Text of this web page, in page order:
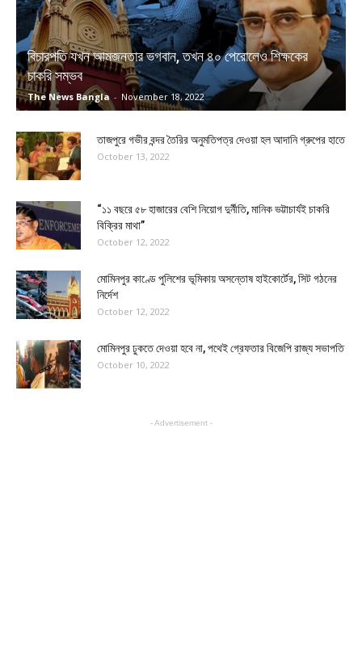
বিচারপতি যখন আমজনতার ভগবান, তখন ৪০ পেরোলেও শিক্ষকের
চাকরি সম্ভব
The News Bangla - November 18, 2022
তাজপুরে গভীর বন্দর তৈরির অনুমতিপত্র দেওয়া হল আদানি গ্রুপের হাতে
October 13, 2022
“১১ বছরে ৫৮ হাজারের বেশি নিয়োগ দুর্নীতি, মানিক ভট্টাচার্যই চাকরি
বিক্রির মাথা”
October 12, 2022
মোমিনপুর কাণ্ডে পুলিশের ভূমিকায় অসন্তোষ হাইকোর্টের, সিট গঠনের
নির্দেশ
October 12, 2022
মোমিনপুর ঢুকতে দেওয়া হবে না, পথেই গ্রেফতার বিজেপি রাজ্য সভাপতি
October 10, 2022
- Advertisement -